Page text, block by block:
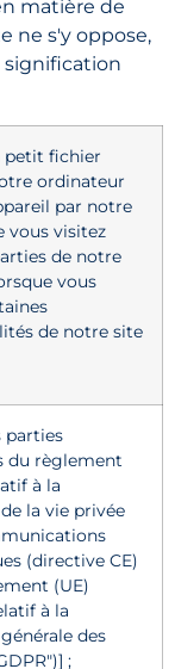
matière de
ne s'y oppose,
signification
petit fichier
ordinateur
par notre
vous visitez
de notre
vous
de notre site
parties
du règlement
à la
la vie privée
(directive CE)
(UE)
à la
des
;